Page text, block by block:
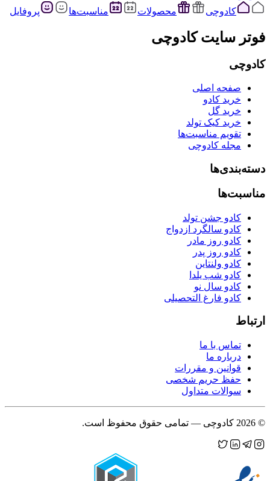
کادوچی
محصولات مناسبت‌ها پروفایل
فوتر سایت کادوچی
کادوچی
صفحه اصلی
خرید کادو
خرید گل
خرید کیک تولد
تقویم مناسبت‌ها
مجله کادوچی
دسته‌بندی‌ها
مناسبت‌ها
کادو جشن تولد
کادو سالگرد ازدواج
کادو روز مادر
کادو روز پدر
کادو ولنتاین
کادو شب یلدا
کادو سال نو
کادو فارغ التحصیلی
ارتباط
تماس با ما
درباره ما
قوانین و مقررات
حفظ حریم شخصی
سوالات متداول
©
2026 کادوچی — تمامی حقوق محفوظ است.